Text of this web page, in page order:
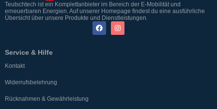
Teutschtech ist ein Komplettanbieter im Bereich der E-Mobilität und
erneuerbaren Energien. Auf unserer Homepage findest du eine ausführliche
Übersicht über unsere Produkte und Dienstleistungen.
Service & Hilfe
Kontakt
Widerrufsbelehrung
Rücknahmen & Gewährleistung